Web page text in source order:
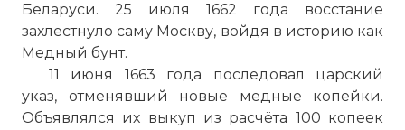
Беларуси. 25 июля 1662 года восстание
захлестнуло саму Москву, войдя в историю как
Медный бунт.
11 июня 1663 года последовал царский
указ, отменявший новые медные копейки.
Объявлялся их выкуп из расчёта 100 копеек
Вернуться в статью: Денежная реформа